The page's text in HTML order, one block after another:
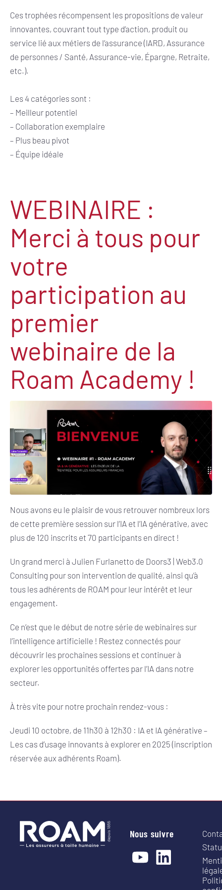
Ces trophées récompensent les propositions de valeur
innovantes, couvrant tout type d’action, produit ou
service lié aux métiers de l’assurance (IARD, Assurance
de personnes / Santé, Assurance-vie, Épargne, Retraite,
etc.).
Les 4 catégories sont :
– Meilleur potentiel
– Collaboration exemplaire
– Plus beau pivot
– Équipe idéale
WEBINAIRE :
Merci à tous pour
votre
participation au
premier
webinaire de la
Roam Academy !
Nous avons eu le plaisir de vous retrouver nombreux lors
de cette première session sur l’IA et l’IA générative, avec
plus de 120 inscrits et 70 participants en direct !
Un grand merci à Julien Furlanetto de Doors3 | Web3.0
Consulting pour son intervention de qualité, ainsi qu’à
tous les adhérents de ROAM pour leur intérêt et leur
engagement.
Ce n’est que le début de notre série de webinaires sur
l’intelligence artificielle ! Restez connectés pour
découvrir les prochaines sessions et continuer à
explorer les opportunités offertes par l’IA dans notre
secteur.
À très vite pour notre prochain rendez-vous :
Jeudi 10 octobre, de 11h30 à 12h30 : IA et IA générative –
Les cas d’usage innovants à explorer en 2025 (inscription
réservée aux adhérents Roam).
Nous suivre